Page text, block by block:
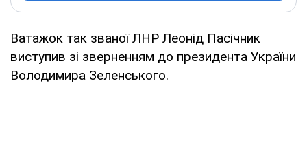
Ватажок так званої ЛНР Леонід Пасічник
виступив зі зверненням до президента України
Володимира Зеленського.